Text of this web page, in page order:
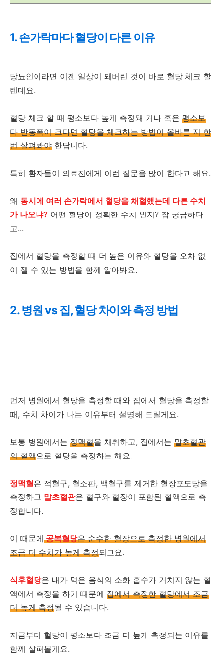
1. 손가락마다 혈당이 다른 이유
당뇨인이라면 이젠 일상이 돼버린 것이 바로 혈당 체크 할
텐데요.
혈당 체크 할 때 평소보다 높게 측정돼 거나 혹은 평소보
다 반동폭이 크다면 혈당을 체크하는 방법이 올바른 지 한
번 살펴봐야 한답니다.
특히 환자들이 의료진에게 이런 질문을 많이 한다고 해요.
왜 동시에 여러 손가락에서 혈당을 채혈했는데 다른 수치
가 나오냐? 어떤 혈당이 정확한 수치 인지? 참 궁금하다
고...
집에서 혈당을 측정할 때 더 높은 이유와 혈당을 오차 없
이 잴 수 있는 방법을 함께 알아봐요.
2. 병원 vs 집, 혈당 차이와 측정 방법
먼저 병원에서 혈당을 측정할 때와 집에서 혈당을 측정할
때, 수치 차이가 나는 이유부터 설명해 드릴게요.
보통 병원에서는 정맥혈을 채취하고, 집에서는 말초혈관
의 혈액으로 혈당을 측정하는 해요.
정맥혈은 적혈구, 혈소판, 백혈구를 제거한 혈장포도당을
측정하고 말초혈관은 혈구와 혈장이 포함된 혈액으로 측
정합니다.
이 때문에공복혈당은 순수한 혈장으로 측정한 병원에서
조금 더 수치가 높게 측정되고요.
식후혈당은 내가 먹은 음식의 소화 흡수가 거치지 않는 혈
액에서 측정을 하기 때문에 집에서 측정한 혈당에서 조금
더 높게 측정될 수 있습니다.
지금부터 혈당이 평소보다 조금 더 높게 측정되는 이유를
함께 살펴볼게요.